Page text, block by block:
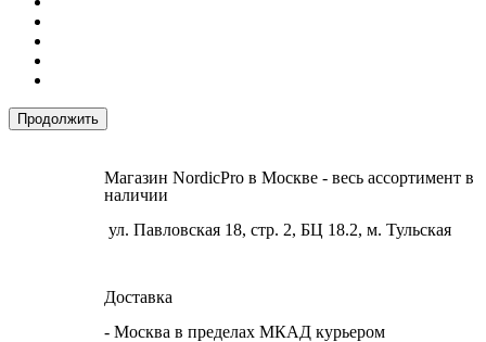
Продолжить
Магазин NordicPro в Москве - весь ассортимент в
наличии
ул. Павловская 18, стр. 2, БЦ 18.2, м. Тульская
Доставка
- Москва в пределах МКАД курьером